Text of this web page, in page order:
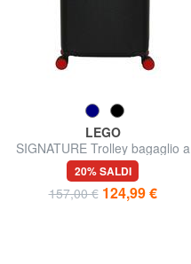
LEGO
SIGNATURE Trolley bagaglio a
mano
20% SALDI
157,00 € 124,99 €